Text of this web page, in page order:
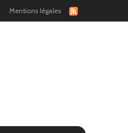
Mentions légales